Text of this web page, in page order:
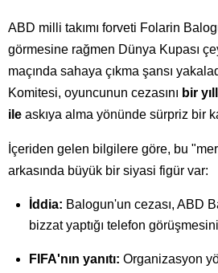
ABD milli takımı forveti Folarin
görmesine rağmen Dünya Kupası
maçında sahaya çıkma şansı
Komitesi, oyuncunun cezasını bir
ile askıya alma yönünde sürpriz bir
İçeriden gelen bilgilere göre, bu
arkasında büyük bir siyasi figür var:
İddia: Balogun'un cezası, ABD
bizzat yaptığı telefon
FIFA'nın yanıtı: Organizasyon